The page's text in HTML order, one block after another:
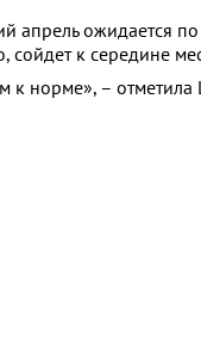
апрель ожидается
сойдет к середине
к норме», –